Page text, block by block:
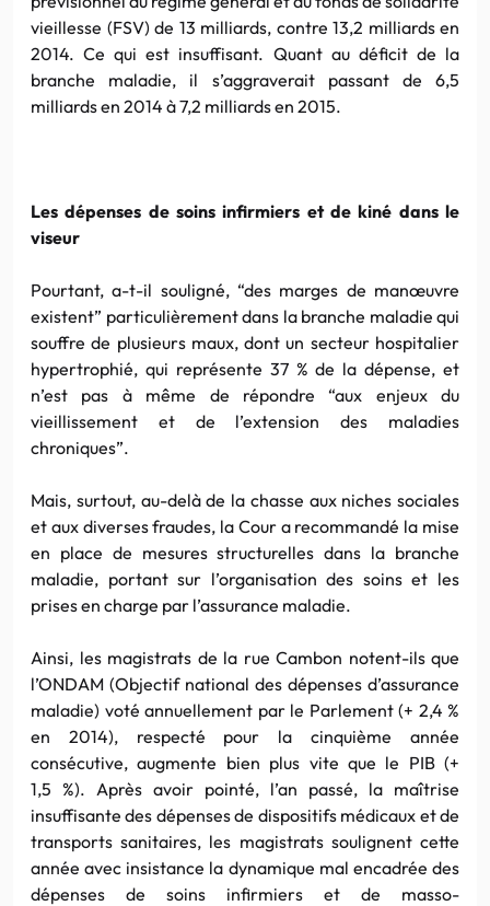
vieillesse (FSV) de 13 milliards, contre 13,2 milliards en
2014. Ce qui est insuffisant. Quant au déficit de la
branche maladie, il s’aggraverait passant de 6,5
milliards en 2014 à 7,2 milliards en 2015.
Les dépenses de soins infirmiers et de kiné dans le
viseur
Pourtant, a-t-il souligné, “des marges de manœuvre
existent” particulièrement dans la branche maladie qui
souffre de plusieurs maux, dont un secteur hospitalier
hypertrophié, qui représente 37 % de la dépense, et
n’est pas à même de répondre “aux enjeux du
vieillissement et de l’extension des maladies
chroniques”.
Mais, surtout, au-delà de la chasse aux niches sociales
et aux diverses fraudes, la Cour a recommandé la mise
en place de mesures structurelles dans la branche
maladie, portant sur l’organisation des soins et les
prises en charge par l’assurance maladie.
Ainsi, les magistrats de la rue Cambon notent-ils que
l’ONDAM (Objectif national des dépenses d’assurance
maladie) voté annuellement par le Parlement (+ 2,4 %
en 2014), respecté pour la cinquième année
consécutive, augmente bien plus vite que le PIB (+
1,5 %). Après avoir pointé, l’an passé, la maîtrise
insuffisante des dépenses de dispositifs médicaux et de
transports sanitaires, les magistrats soulignent cette
année avec insistance la dynamique mal encadrée des
dépenses de soins infirmiers et de masso-